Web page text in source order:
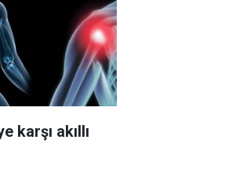
karşı akıllı